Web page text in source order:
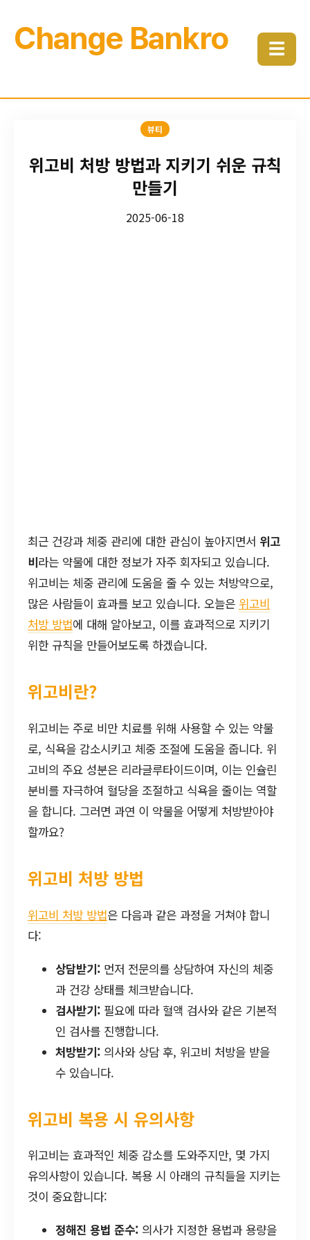
Change Bankro ☰
뷰티
위고비 처방 방법과 지키기 쉬운 규칙
만들기
2025-06-18
최근 건강과 체중 관리에 대한 관심이 높아지면서 위고
비라는 약물에 대한 정보가 자주 회자되고 있습니다.
위고비는 체중 관리에 도움을 줄 수 있는 처방약으로,
많은 사람들이 효과를 보고 있습니다. 오늘은 위고비
처방 방법에 대해 알아보고, 이를 효과적으로 지키기
위한 규칙을 만들어보도록 하겠습니다.
위고비란?
위고비는 주로 비만 치료를 위해 사용할 수 있는 약물
로, 식욕을 감소시키고 체중 조절에 도움을 줍니다. 위
고비의 주요 성분은 리라글루타이드이며, 이는 인슐린
분비를 자극하여 혈당을 조절하고 식욕을 줄이는 역할
을 합니다. 그러면 과연 이 약물을 어떻게 처방받아야
할까요?
위고비 처방 방법
위고비 처방 방법은 다음과 같은 과정을 거쳐야 합니
다:
상담받기: 먼저 전문의를 상담하여 자신의 체중
과 건강 상태를 체크받습니다.
검사받기: 필요에 따라 혈액 검사와 같은 기본적
인 검사를 진행합니다.
처방받기: 의사와 상담 후, 위고비 처방을 받을
수 있습니다.
위고비 복용 시 유의사항
위고비는 효과적인 체중 감소를 도와주지만, 몇 가지
유의사항이 있습니다. 복용 시 아래의 규칙들을 지키는
것이 중요합니다:
정해진 용법 준수: 의사가 지정한 용법과 용량을